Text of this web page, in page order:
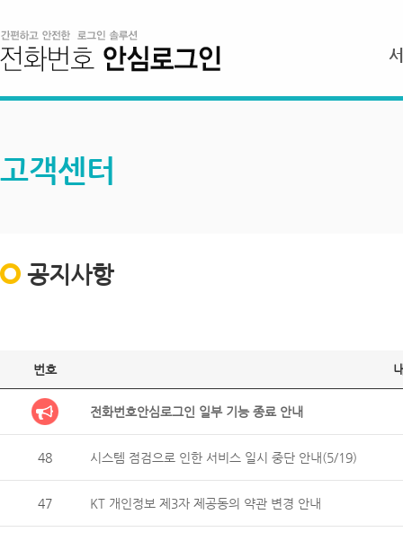
고객센터
공지사항
번호
전화번호안심로그인 일부 기능 종료 안내
48 시스템 점검으로 인한 서비스 일시 중단 안내(5/19)
47 KT 개인정보 제3자 제공동의 약관 변경 안내